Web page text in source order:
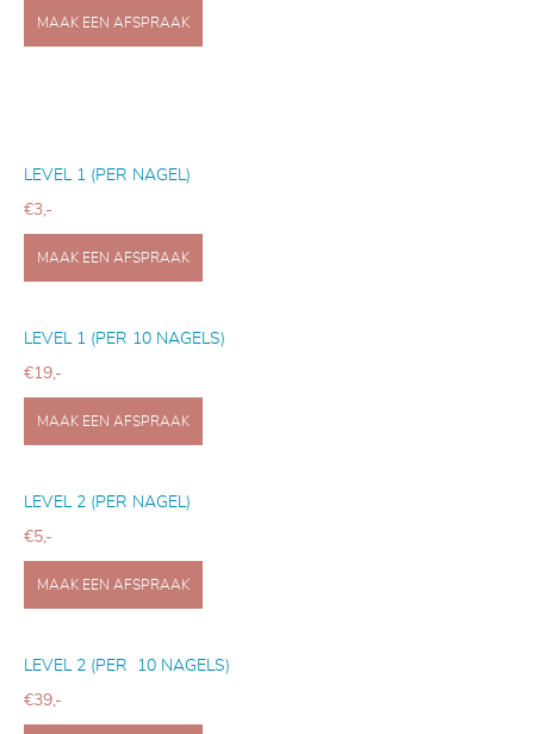
MAAK EEN AFSPRAAK
LEVEL 1 (PER NAGEL)
€3,-
MAAK EEN AFSPRAAK
LEVEL 1 (PER 10 NAGELS)
€19,-
MAAK EEN AFSPRAAK
LEVEL 2 (PER NAGEL)
€5,-
MAAK EEN AFSPRAAK
LEVEL 2 (PER 10 NAGELS)
€39,-